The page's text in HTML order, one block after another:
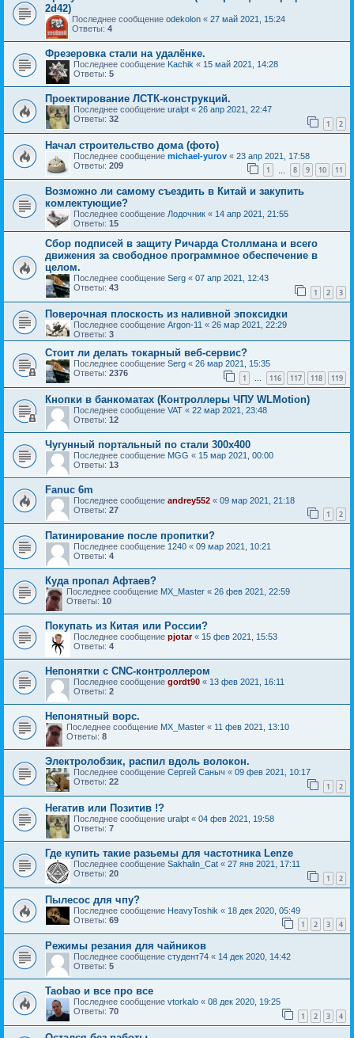
2d42)
Последнее сообщение odekolon « 27 май 2021, 15:24
Ответы: 4
Фрезеровка стали на удалёнке.
Последнее сообщение Kachik « 15 май 2021, 14:28
Ответы: 5
Проектирование ЛСТК-конструкций.
Последнее сообщение uralpt « 26 апр 2021, 22:47
Ответы: 32 1 2
Начал строительство дома (фото)
Последнее сообщение michael-yurov « 23 апр 2021, 17:58
Ответы: 209 1 8 9 10 11
Возможно ли самому съездить в Китай и закупить
комлектующие?
Последнее сообщение Лодочник « 14 апр 2021, 21:55
Ответы: 15
Сбор подписей в защиту Ричарда Столлмана и всего
движения за свободное программное обеспечение в
целом.
Последнее сообщение Serg « 07 апр 2021, 12:43
Ответы: 43 1 2 3
Поверочная плоскость из наливной эпоксидки
Последнее сообщение Argon-11 « 26 мар 2021, 22:29
Ответы: 3
Стоит ли делать токарный веб-сервис?
Последнее сообщение Serg « 26 мар 2021, 15:35
Ответы: 2376 1 … 116 117 118 119
Кнопки в банкоматах (Контроллеры ЧПУ WLMotion)
Последнее сообщение VAT « 22 мар 2021, 23:48
Ответы: 12
Чугунный портальный по стали 300х400
Последнее сообщение MGG « 15 мар 2021, 00:00
Ответы: 13
Fanuc 6m
Последнее сообщение andrey552 « 09 мар 2021, 21:18
Ответы: 27 1 2
Патинирование после пропитки?
Последнее сообщение 1240 « 09 мар 2021, 10:21
Ответы: 4
Куда пропал Афтаев?
Последнее сообщение MX_Master « 26 фев 2021, 22:59
Ответы: 10
Покупать из Китая или России?
Последнее сообщение pjotar« 15 фев 2021, 15:53
Ответы: 4
Непонятки с CNC-контроллером
Последнее сообщение gordt90 « 13 фев 2021, 16:11
Ответы: 2
Непонятный ворс.
Последнее сообщение MX_Master « 11 фев 2021, 13:10
Ответы: 8
Электролобзик, распил вдоль волокон.
Последнее сообщение Сергей Саныч « 09 фев 2021, 10:17
Ответы: 22 1 2
Негатив или Позитив !?
Последнее сообщение uralpt « 04 фев 2021, 19:58
Ответы: 7
Где купить такие разьемы для частотника Lenze
Последнее сообщение Sakhalin_Cat « 27 янв 2021, 17:11
Ответы: 20 1 2
Пылесос для чпу?
Последнее сообщение HeavyToshik « 18 дек 2020, 05:49
Ответы: 69 1 2 3 4
Режимы резания для чайников
Последнее сообщение студент74 « 14 дек 2020, 14:42
Ответы: 5
Taobao и все про все
Последнее сообщение vtorkalo « 08 дек 2020, 19:25
Ответы: 70 1 2 3 4